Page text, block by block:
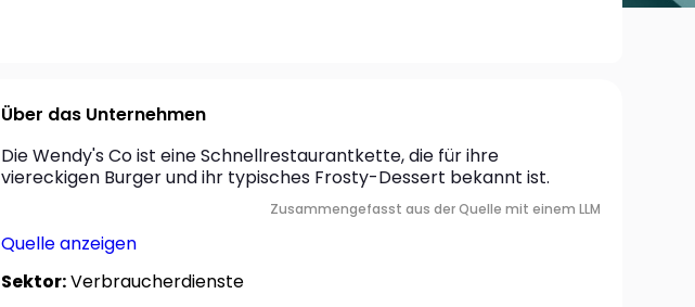
Über das Unternehmen
Die Wendy's Co ist eine Schnellrestaurantkette, die für ihre
viereckigen Burger und ihr typisches Frosty-Dessert bekannt ist.
Zusammengefasst aus der Quelle mit einem LLM
Quelle anzeigen
Sektor:Verbraucherdienste